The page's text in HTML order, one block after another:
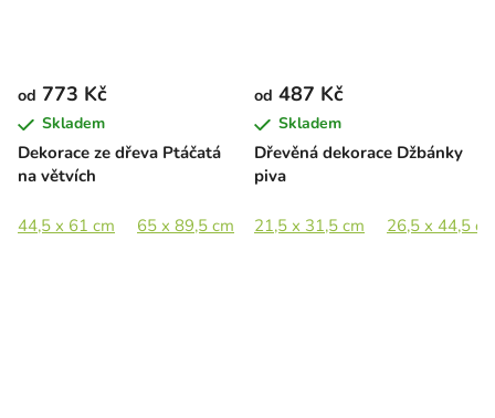
Dekorace ze dřeva Ptáčatá
na větvích
od 773 Kč
Skladem
44,5 x 61 cm 65 x 89,5 cm 89 x 122,5 cm
Dřevěná dekorace Džbánky
piva
od 487 Kč
Skladem
21,5 x 31,5 cm 26,5 x 44,5